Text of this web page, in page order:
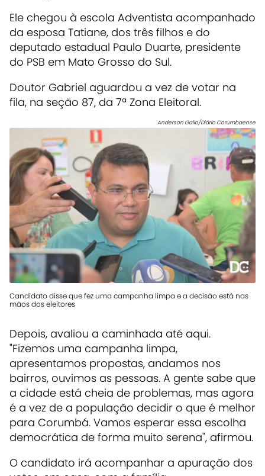
Ele chegou à escola Adventista acompanhado
da esposa Tatiane, dos três filhos e do
deputado estadual Paulo Duarte, presidente
do PSB em Mato Grosso do Sul.
Doutor Gabriel aguardou a vez de votar na
fila, na seção 87, da 7ª Zona Eleitoral.
Anderson Gallo/Diário Corumbaense
Candidato disse que fez uma campanha limpa e a decisão está nas
mãos dos eleitores
Depois, avaliou a caminhada até aqui.
"Fizemos uma campanha limpa,
apresentamos propostas, andamos nos
bairros, ouvimos as pessoas. A gente sabe que
a cidade está cheia de problemas, mas agora
é a vez de a população decidir o que é melhor
para Corumbá. Vamos esperar essa escolha
democrática de forma muito serena", afirmou.
O candidato irá acompanhar a apuração dos